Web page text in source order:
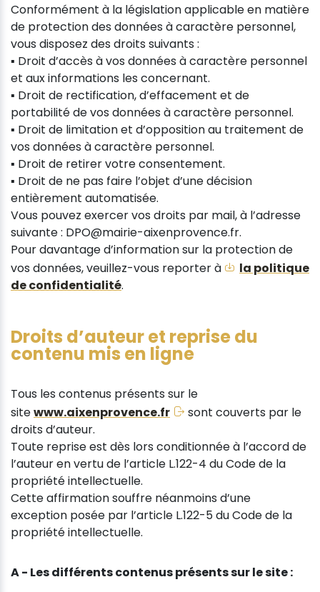
Conformément à la législation applicable en matière
de protection des données à caractère personnel,
vous disposez des droits suivants :
▪ Droit d’accès à vos données à caractère personnel
et aux informations les concernant.
▪ Droit de rectification, d’effacement et de
portabilité de vos données à caractère personnel.
▪ Droit de limitation et d’opposition au traitement de
vos données à caractère personnel.
▪ Droit de retirer votre consentement.
▪ Droit de ne pas faire l’objet d’une décision
entièrement automatisée.
Vous pouvez exercer vos droits par mail, à l’adresse
suivante : DPO@mairie-aixenprovence.fr.
Pour davantage d’information sur la protection de
vos données, veuillez-vous reporter à
la politique
de confidentialité.
Droits d’auteur et reprise du
contenu mis en ligne
Tous les contenus présents sur le
sitewww.aixenprovence.fr
sont couverts par le
droits d’auteur.
Toute reprise est dès lors conditionnée à l’accord de
l’auteur en vertu de l’article L.122-4 du Code de la
propriété intellectuelle.
Cette affirmation souffre néanmoins d’une
exception posée par l’article L.122-5 du Code de la
propriété intellectuelle.
A - Les différents contenus présents sur le site :